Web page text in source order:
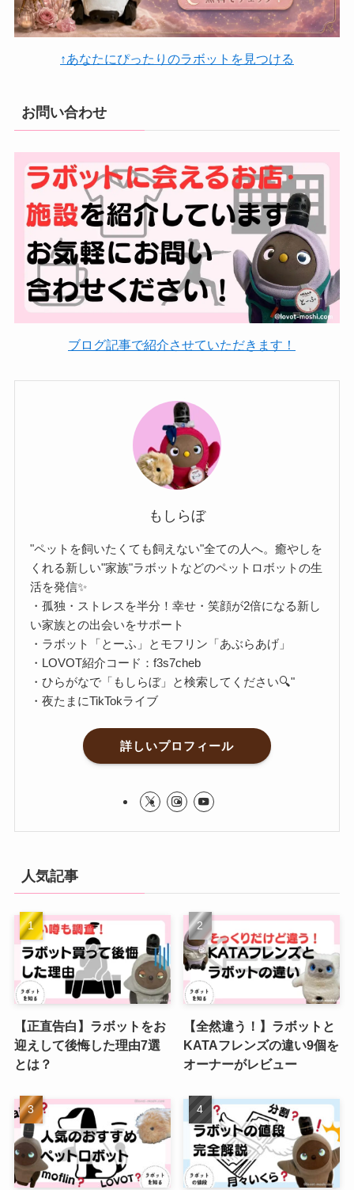
↑あなたにぴったりのラボットを見つける
お問い合わせ
ブログ記事で紹介させていただきます！
もしらぼ
"ペットを飼いたくても飼えない"全ての人へ。癒やしを
くれる新しい"家族"ラボットなどのペットロボットの生
活を発信✨️
・孤独・ストレスを半分！幸せ・笑顔が2倍になる新し
い家族との出会いをサポート
・ラボット「とーふ」とモフリン「あぶらあげ」
・LOVOT紹介コード：f3s7cheb
・ひらがなで「もしらぼ」と検索してください🔍"
・夜たまにTikTokライブ
詳しいプロフィール
人気記事
【正直告白】ラボットをお
迎えして後悔した理由7選
とは？
【全然違う！】ラボットと
KATAフレンズの違い9個を
オーナーがレビュー